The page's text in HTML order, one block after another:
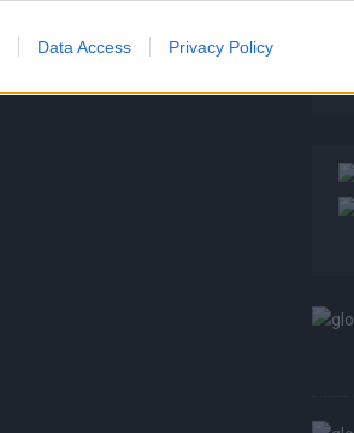
Data Access Privacy Policy